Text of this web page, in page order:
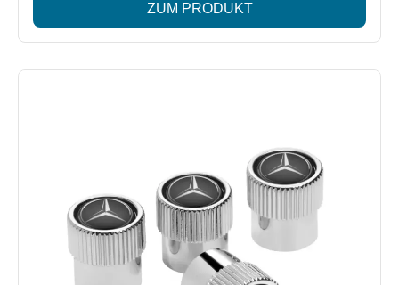
hochwertiges Aluminiumgehäuse UV-beständiges Design
geeignet für RDK-Systeme edles Affalterbach-Wappen
ZUM PRODUKT